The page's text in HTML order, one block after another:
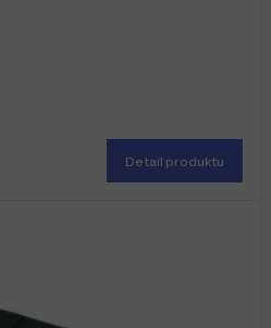
Detail produktu